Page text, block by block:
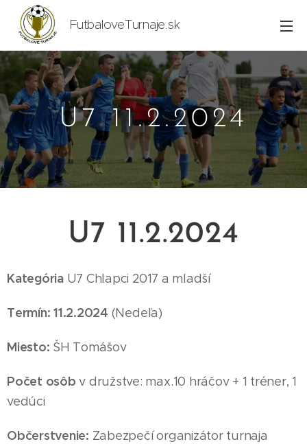
FutbaloveTurnaje.sk
U7 11.2.2024
U7 11.2.2024
Kategória U7 Chlapci 2017 a mladší
Termín: 11.2.2024 (Nedeľa)
Miesto: ŠH Tomášov
Počet osôb v družstve: max.10 hráčov + 1 tréner, 1
vedúci
Občerstvenie: Zabezpečí organizátor turnaja